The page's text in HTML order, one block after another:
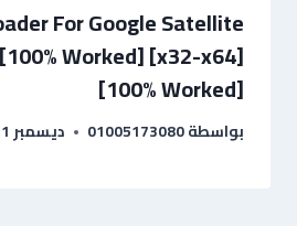
For Google Satellite
Worked] [x32-x64]
[100% Worked]
بواسطة01005173080 ديسمبر 21, 2025